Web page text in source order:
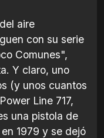
aire
con su serie
Comunes",
Y claro, uno
(y unos cuantos
Line 717,
una pistola de
1979 y se dejó